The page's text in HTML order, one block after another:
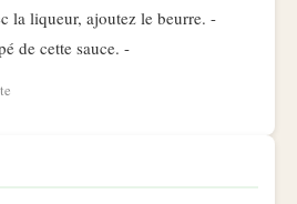
la liqueur, ajoutez le beurre. -
de cette sauce. -